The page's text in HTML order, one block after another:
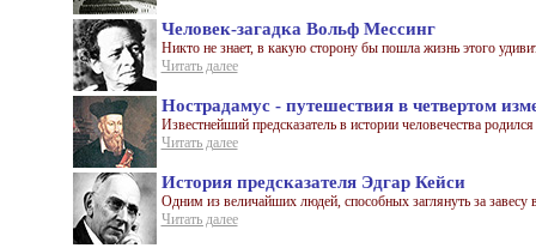
Человек-загадка Вольф Мессинг
Никто не знает, в какую сторону бы пошла жизнь этого
Читать далее
Нострадамус - путешествия в четвертом
Известнейший предсказатель в истории человечества
Читать далее
История предсказателя Эдгар Кейси
Одним из величайших людей, способных заглянуть за
Читать далее